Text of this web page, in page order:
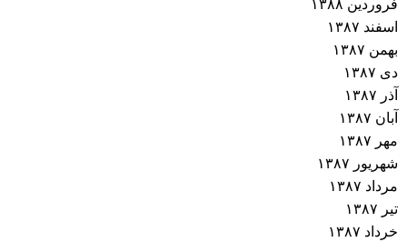
فروردین ۱۳۸۸
اسفند ۱۳۸۷
بهمن ۱۳۸۷
دی ۱۳۸۷
آذر ۱۳۸۷
آبان ۱۳۸۷
مهر ۱۳۸۷
شهریور ۱۳۸۷
مرداد ۱۳۸۷
تیر ۱۳۸۷
خرداد ۱۳۸۷